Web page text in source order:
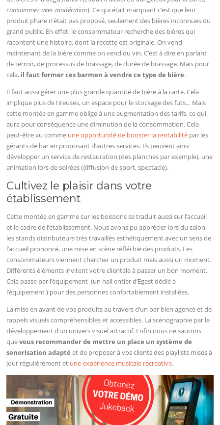
consommez avec modération). Ce qui était marquant c’est que leur
produit phare n’était pas proposé, seulement des bières inconnues du
grand public. En effet, le consommateur recherche des bières qui
racontent une histoire, dont la recette est originale. On vend
maintenant de la bière comme on vend du vin. C’est à dire en parlant
de terroir, de processus de brassage, de durée de brassage. Mais pour
cela, il faut former ces barmen à vendre ce type de bière.
Il faut aussi gérer une plus grande quantité de bière à la carte. Cela
implique plus de tireuses, un espace pour le stockage des futs… Mais
cette montée en gamme oblige à une augmentation des tarifs, ce qui
aura pour conséquence une diminution de la consommation. Cela
peut-être vu comme une opportunité de booster la rentabilité par les
gérants de bar en proposant d’autres services. Ils peuvent ainsi
développer un service de restauration (des planches par exemple), une
animation lors de soirées (diffusion de sport, spectacle).
Cultivez le plaisir dans votre
établissement
Cette montée en gamme sur les boissons se traduit aussi sur l’accueil
et le cadre de l’établissement. Nous avons pu apprécier lors du salon,
les stands distributeurs très travaillés esthétiquement avec un sens de
l’accueil prononcé, une mise en scène réfléchie des produits. Les
consommateurs viennent chercher un produit mais aussi un moment.
Différents éléments invitent votre clientèle à passer un bon moment.
Cela passe par l’équipement (un hall entier d’Egast dédié à
l’équipement ) pour des personnes confortablement installées.
La mise en avant de vos produits au travers d’un bar bien agencé et de
rappels visuels compréhensibles et accessibles. La scénographie par le
développement d’un univers visuel attractif. Enfin nous ne saurons
quevous recommander de mettre un place un système de
sonorisation adapté et de proposer à vos clients des playlists mises à
jour régulièrement et une expérience musicale récréative.